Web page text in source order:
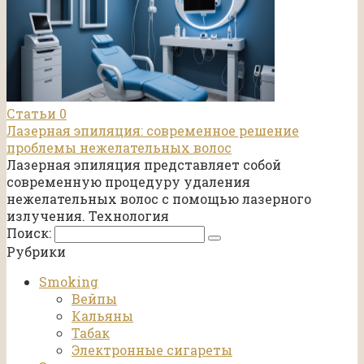
Статьи 0
Лазерная эпиляция: современное решение
проблемы нежелательных волос
Лазерная эпиляция представляет собой
современную процедуру удаления
нежелательных волос с помощью лазерного
излучения. Технология
Поиск:
Рубрики
Smoking
Вейпы
Кальяны
Табак
Электронные сигареты